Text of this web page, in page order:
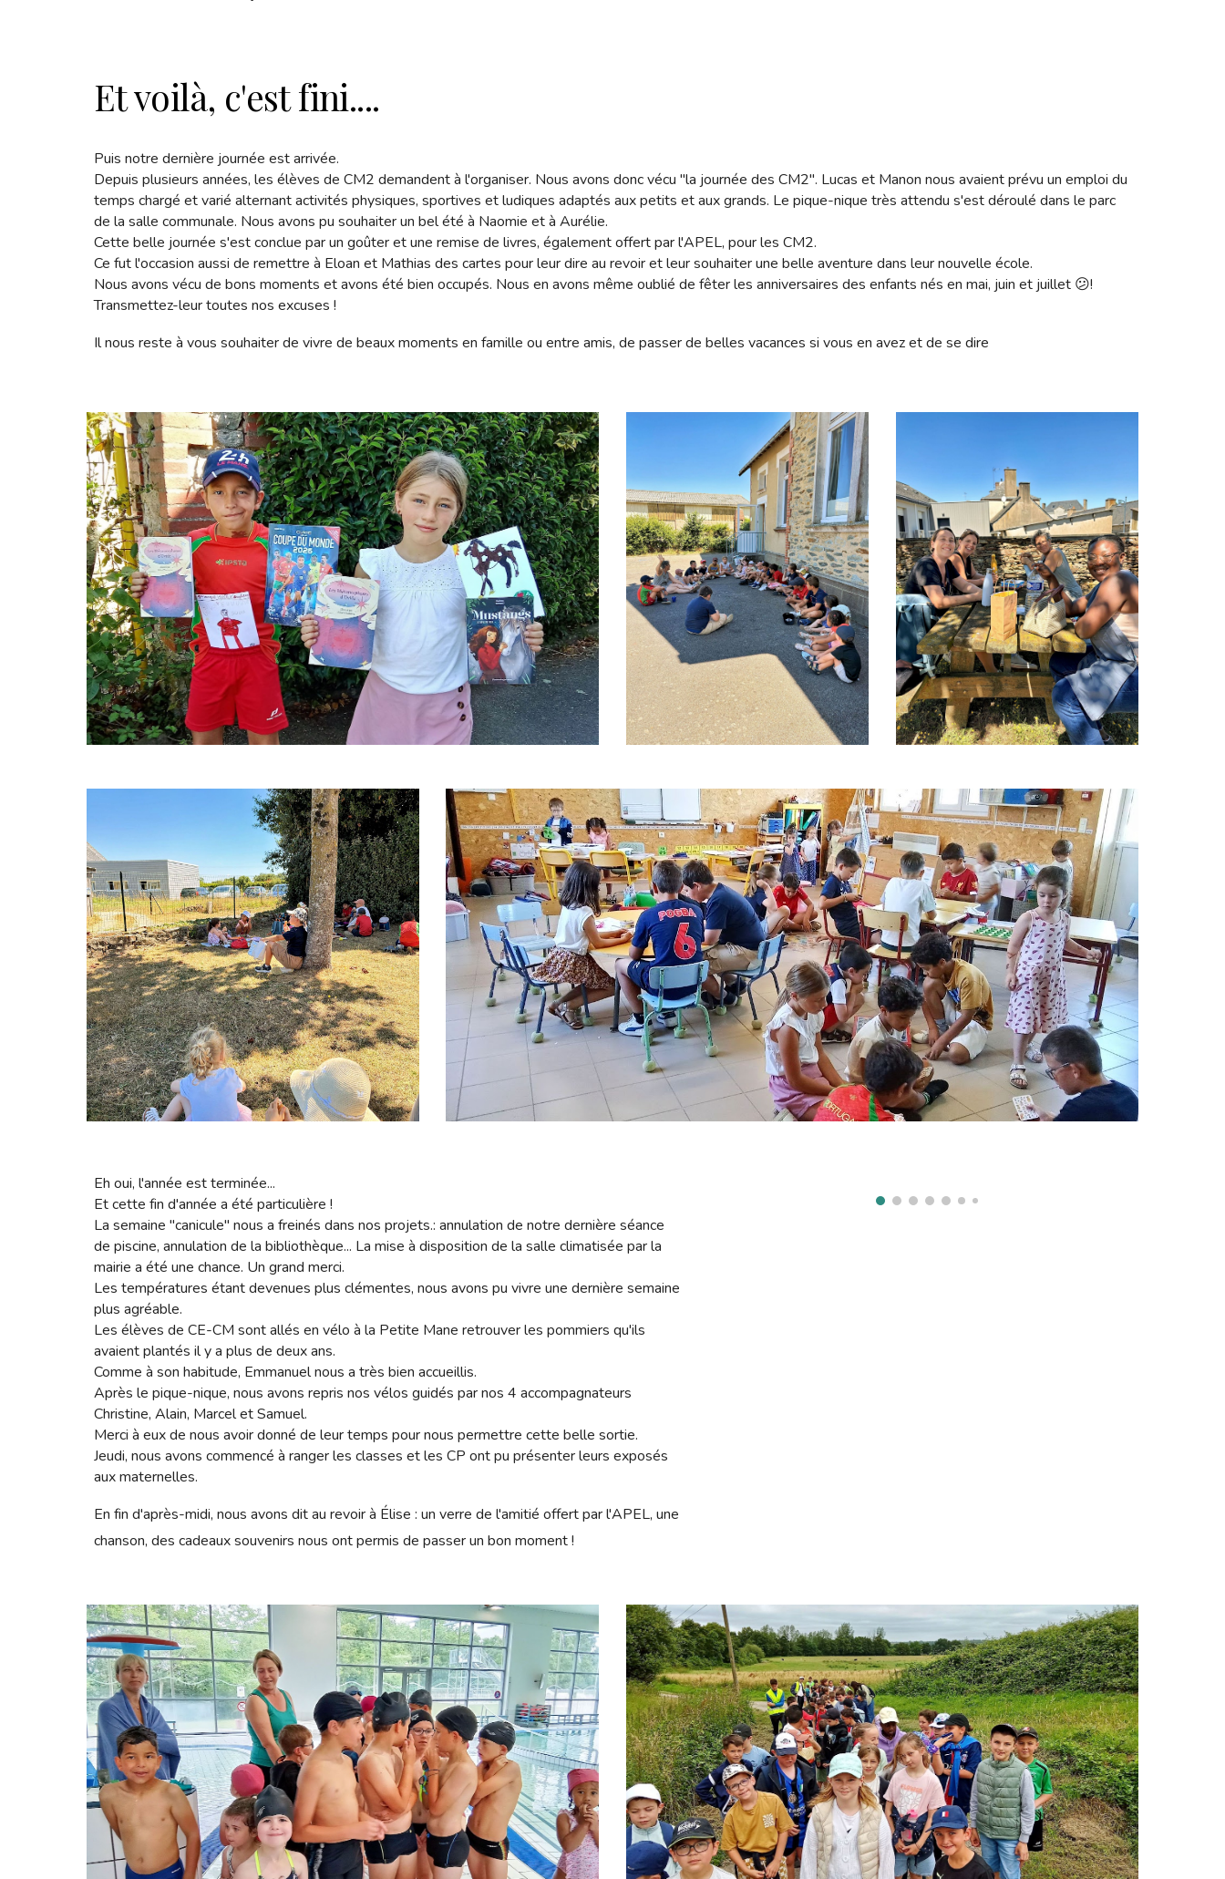
Et voilà, c'est fini....
Puis notre dernière journée est arrivée.
Depuis plusieurs années, les élèves de CM2 demandent à l'organiser. Nous avons donc vécu "la journée des CM2". Lucas et Manon nous avaient prévu un emploi du
temps chargé et varié alternant activités physiques, sportives et ludiques adaptés aux petits et aux grands. Le pique-nique très attendu s'est déroulé dans le parc
de la salle communale. Nous avons pu souhaiter un bel été à Naomie et à Aurélie.
Cette belle journée s'est conclue par un goûter et une remise de livres, également offert par l'APEL, pour les CM2.
Ce fut l'occasion aussi de remettre à Eloan et Mathias des cartes pour leur dire au revoir et leur souhaiter une belle aventure dans leur nouvelle école.
Nous avons vécu de bons moments et avons été bien occupés. Nous en avons même oublié de fêter les anniversaires des enfants nés en mai, juin et juillet 😕!
Transmettez-leur toutes nos excuses !
Il nous reste à vous souhaiter de vivre de beaux moments en famille ou entre amis, de passer de belles vacances si vous en avez et de se dire
Eh oui, l'année est terminée...
Et cette fin d'année a été particulière !
La semaine "canicule" nous a freinés dans nos projets.: annulation de notre dernière séance
de piscine, annulation de la bibliothèque... La mise à disposition de la salle climatisée par la
mairie a été une chance. Un grand merci.
Les températures étant devenues plus clémentes, nous avons pu vivre une dernière semaine
plus agréable.
Les élèves de CE-CM sont allés en vélo à la Petite Mane retrouver les pommiers qu'ils
avaient plantés il y a plus de deux ans.
Comme à son habitude, Emmanuel nous a très bien accueillis.
Après le pique-nique, nous avons repris nos vélos guidés par nos 4 accompagnateurs
Christine, Alain, Marcel et Samuel.
Merci à eux de nous avoir donné de leur temps pour nous permettre cette belle sortie.
Jeudi, nous avons commencé à ranger les classes et les CP ont pu présenter leurs exposés
aux maternelles.
En fin d'après-midi, nous avons dit au revoir à Élise : un verre de l'amitié offert par l'APEL, une
chanson, des cadeaux souvenirs nous ont permis de passer un bon moment !